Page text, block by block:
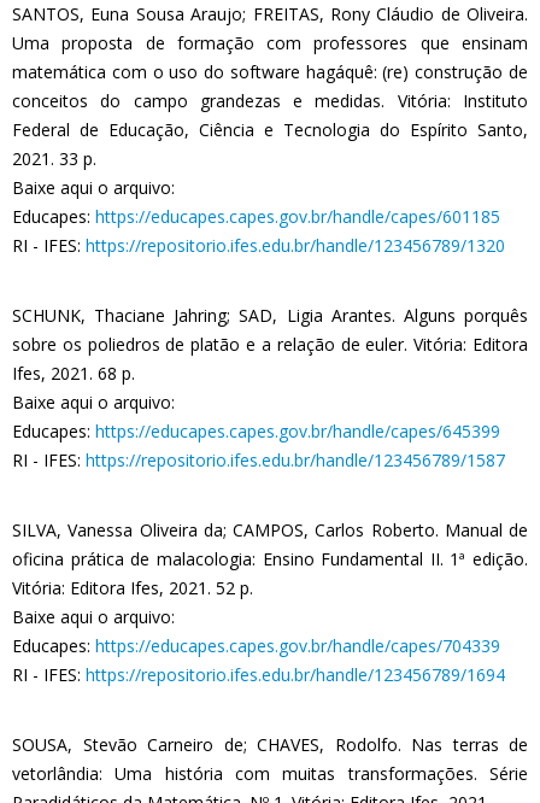
SANTOS, Euna Sousa Araujo; FREITAS, Rony Cláudio de Oliveira.
Uma proposta de formação com professores que ensinam
matemática com o uso do software hagáquê: (re) construção de
conceitos do campo grandezas e medidas. Vitória: Instituto
Federal de Educação, Ciência e Tecnologia do Espírito Santo,
2021. 33 p.
Baixe aqui o arquivo:
Educapes: https://educapes.capes.gov.br/handle/capes/601185
RI - IFES: https://repositorio.ifes.edu.br/handle/123456789/1320
SCHUNK, Thaciane Jahring; SAD, Ligia Arantes. Alguns porquês
sobre os poliedros de platão e a relação de euler. Vitória: Editora
Ifes, 2021. 68 p.
Baixe aqui o arquivo:
Educapes: https://educapes.capes.gov.br/handle/capes/645399
RI - IFES: https://repositorio.ifes.edu.br/handle/123456789/1587
SILVA, Vanessa Oliveira da; CAMPOS, Carlos Roberto. Manual de
oficina prática de malacologia: Ensino Fundamental II. 1ª edição.
Vitória: Editora Ifes, 2021. 52 p.
Baixe aqui o arquivo:
Educapes: https://educapes.capes.gov.br/handle/capes/704339
RI - IFES: https://repositorio.ifes.edu.br/handle/123456789/1694
SOUSA, Stevão Carneiro de; CHAVES, Rodolfo. Nas terras de
vetorlândia: Uma história com muitas transformações. Série